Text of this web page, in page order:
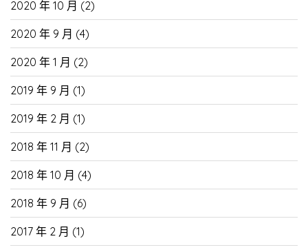
2020 年 10 月 (2)
2020 年 9 月 (4)
2020 年 1 月 (2)
2019 年 9 月 (1)
2019 年 2 月 (1)
2018 年 11 月 (2)
2018 年 10 月 (4)
2018 年 9 月 (6)
2017 年 2 月 (1)